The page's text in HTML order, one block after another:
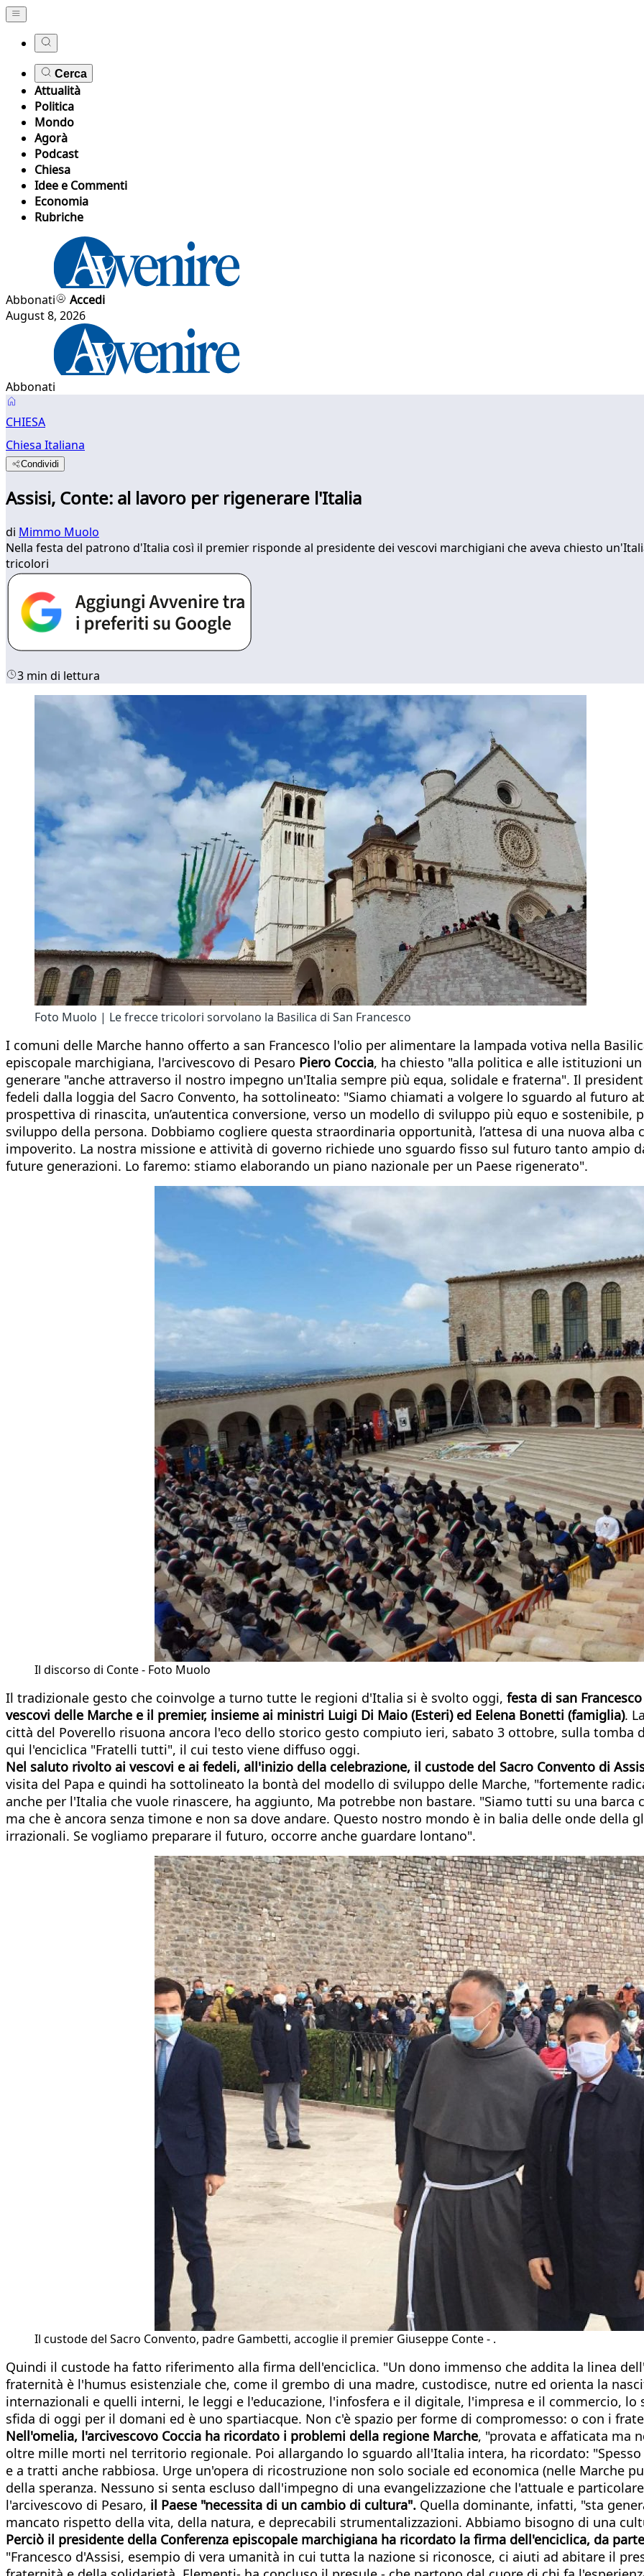
Cerca
Attualità
Politica
Mondo
Agorà
Podcast
Chiesa
Idee e Commenti
Economia
Rubriche
Abbonati
Accedi
August 8, 2026
Abbonati
CHIESA
Chiesa Italiana
Condividi
Assisi, Conte: al lavoro per rigenerare l'Italia
di Mimmo Muolo
Nella festa del patrono d'Italia così il premier risponde al presidente dei vescovi marchigiani che aveva chiesto
tricolori
3 min di lettura
Foto Muolo | Le frecce tricolori sorvolano la Basilica di San Francesco
I comuni delle Marche hanno offerto a san Francesco l'olio per alimentare la lampada votiva nella
episcopale marchigiana, l'arcivescovo di Pesaro Piero Coccia, ha chiesto "alla politica e alle istituzioni
generare "anche attraverso il nostro impegno un'Italia sempre più equa, solidale e fraterna". Il
fedeli dalla loggia del Sacro Convento, ha sottolineato: "Siamo chiamati a volgere lo sguardo al futuro
prospettiva di rinascita, un’autentica conversione, verso un modello di sviluppo più equo e
sviluppo della persona. Dobbiamo cogliere questa straordinaria opportunità, l’attesa di una nuova
impoverito. La nostra missione e attività di governo richiede uno sguardo fisso sul futuro tanto ampio
future generazioni. Lo faremo: stiamo elaborando un piano nazionale per un Paese rigenerato".
Il discorso di Conte - Foto Muolo
Il tradizionale gesto che coinvolge a turno tutte le regioni d'Italia si è svolto oggi, festa di san
vescovi delle Marche e il premier, insieme ai ministri Luigi Di Maio (Esteri) ed Eelena Bonetti (famiglia).
città del Poverello risuona ancora l'eco dello storico gesto compiuto ieri, sabato 3 ottobre, sulla tomba
qui l'enciclica "Fratelli tutti", il cui testo viene diffuso oggi.
Nel saluto rivolto ai vescovi e ai fedeli, all'inizio della celebrazione, il custode del Sacro Convento di
visita del Papa e quindi ha sottolineato la bontà del modello di sviluppo delle Marche, "fortemente
anche per l'Italia che vuole rinascere, ha aggiunto, Ma potrebbe non bastare. "Siamo tutti su una
ma che è ancora senza timone e non sa dove andare. Questo nostro mondo è in balia delle onde della
irrazionali. Se vogliamo preparare il futuro, occorre anche guardare lontano".
Il custode del Sacro Convento, padre Gambetti, accoglie il premier Giuseppe Conte - .
Quindi il custode ha fatto riferimento alla firma dell'enciclica. "Un dono immenso che addita la linea
fraternità è l'humus esistenziale che, come il grembo di una madre, custodisce, nutre ed orienta la
internazionali e quelli interni, le leggi e l'educazione, l'infosfera e il digitale, l'impresa e il commercio,
sfida di oggi per il domani ed è uno spartiacque. Non c'è spazio per forme di compromesso: o con i
Nell'omelia, l'arcivescovo Coccia ha ricordato i problemi della regione Marche, "provata e affaticata ma
oltre mille morti nel territorio regionale. Poi allargando lo sguardo all'Italia intera, ha ricordato:
e a tratti anche rabbiosa. Urge un'opera di ricostruzione non solo sociale ed economica (nelle Marche
della speranza. Nessuno si senta escluso dall'impegno di una evangelizzazione che l'attuale e
l'arcivescovo di Pesaro, il Paese "necessita di un cambio di cultura". Quella dominante, infatti, "sta
mancato rispetto della vita, della natura, e deprecabili strumentalizzazioni. Abbiamo bisogno di una
Perciò il presidente della Conferenza episcopale marchigiana ha ricordato la firma dell'enciclica, da
"Francesco d'Assisi, esempio di vera umanità in cui tutta la nazione si riconosce, ci aiuti ad abitare il